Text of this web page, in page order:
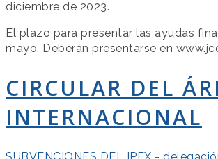
diciembre de 2023.
El plazo para presentar las ayudas
mayo. Deberán presentarse en
CIRCULAR DEL
INTERNACIONAL